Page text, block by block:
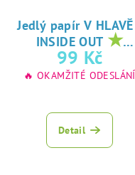
Jedlý papír V
INSIDE OUT ★
oblíbený tisk na
jedlý papír
99 Kč
🔥 OKAMŽITÉ ODESLÁNÍ
Detail